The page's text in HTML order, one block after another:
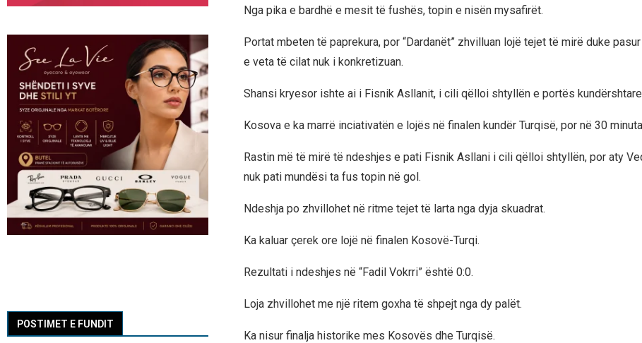
Nga pika e bardhë e mesit të fushës, topin e nisën mysafirët.
Portat mbeten të paprekura, por “Dardanët” zhvilluan lojë tejet të mirë duke
e veta të cilat nuk i konkretizuan.
Shansi kryesor ishte ai i Fisnik Asllanit, i cili qëlloi shtyllën e portës
Kosova e ka marrë inciativatën e lojës në finalen kundër Turqisë, por në 30
Rastin më të mirë të ndeshjes e pati Fisnik Asllani i cili qëlloi shtyllën, por aty
nuk pati mundësi ta fus topin në gol.
Ndeshja po zhvillohet në ritme tejet të larta nga dyja skuadrat.
Ka kaluar çerek ore lojë në finalen Kosovë-Turqi.
Rezultati i ndeshjes në “Fadil Vokrri” është 0:0.
Loja zhvillohet me një ritem goxha të shpejt nga dy palët.
Ka nisur finalja historike mes Kosovës dhe Turqisë.
POSTIMET E FUNDIT